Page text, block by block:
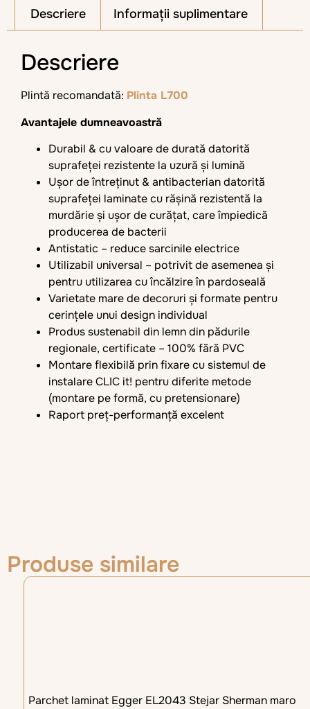
Descriere Informații suplimentare
Descriere
Plintă recomandată: Plinta L700
Avantajele dumneavoastră
Durabil & cu valoare de durată datorită
suprafeței rezistente la uzură și lumină
Ușor de întreținut & antibacterian datorită
suprafeței laminate cu rășină rezistentă la
murdărie și ușor de curățat, care împiedică
producerea de bacterii
Antistatic – reduce sarcinile electrice
Utilizabil universal – potrivit de asemenea și
pentru utilizarea cu încălzire în pardoseală
Varietate mare de decoruri și formate pentru
cerințele unui design individual
Produs sustenabil din lemn din pădurile
regionale, certificate – 100% fără PVC
Montare flexibilă prin fixare cu sistemul de
instalare CLIC it! pentru diferite metode
(montare pe formă, cu pretensionare)
Raport preț-performanță excelent
Produse similare
Parchet laminat Egger EL2043 Stejar Sherman maro